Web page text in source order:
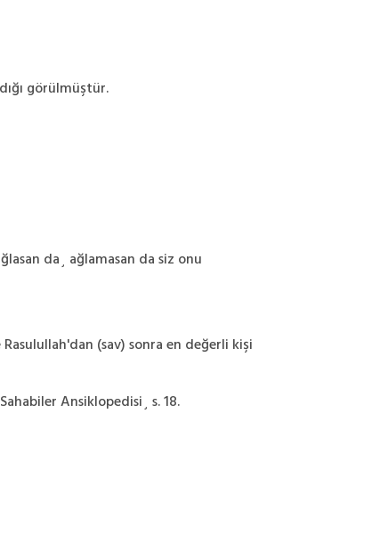
görülmüştür.
da¸ ağlamasan da siz onu
(sav) sonra en değerli kişi
Ansiklopedisi¸ s. 18.